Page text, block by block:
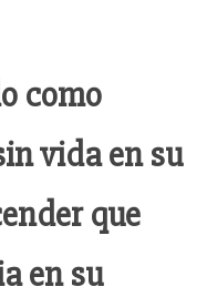
como
vida en su
que
en su